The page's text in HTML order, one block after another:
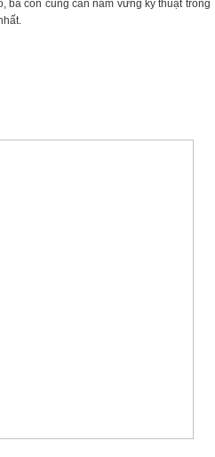
bà con cũng cần nắm vững kỹ thuật trồng